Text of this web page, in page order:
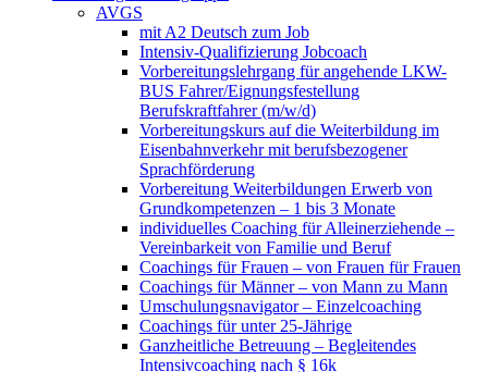
AVGS
mit A2 Deutsch zum Job
Intensiv-Qualifizierung Jobcoach
Vorbereitungslehrgang für angehende LKW-
BUS Fahrer/Eignungsfestellung
Berufskraftfahrer (m/w/d)
Vorbereitungskurs auf die Weiterbildung im
Eisenbahnverkehr mit berufsbezogener
Sprachförderung
Vorbereitung Weiterbildungen Erwerb von
Grundkompetenzen – 1 bis 3 Monate
individuelles Coaching für Alleinerziehende –
Vereinbarkeit von Familie und Beruf
Coachings für Frauen – von Frauen für Frauen
Coachings für Männer – von Mann zu Mann
Umschulungsnavigator – Einzelcoaching
Coachings für unter 25-Jährige
Ganzheitliche Betreuung – Begleitendes
Intensivcoaching nach § 16k